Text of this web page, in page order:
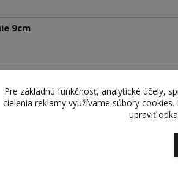
9cm
Zaručená
výrobkov a služieb
Pre základnú funkčnosť, analytické účely,
cielenia reklamy využívame súbory
upraviť